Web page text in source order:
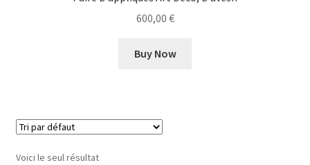
600,00 €
Buy Now
Voici le seul résultat